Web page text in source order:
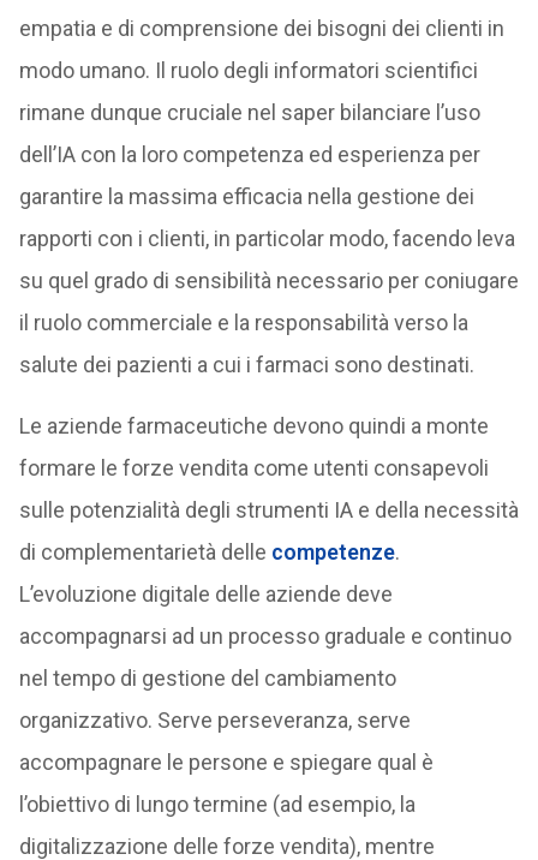
empatia e di comprensione dei bisogni dei clienti in
modo umano. Il ruolo degli informatori scientifici
rimane dunque cruciale nel saper bilanciare l’uso
dell’IA con la loro competenza ed esperienza per
garantire la massima efficacia nella gestione dei
rapporti con i clienti, in particolar modo, facendo leva
su quel grado di sensibilità necessario per coniugare
il ruolo commerciale e la responsabilità verso la
salute dei pazienti a cui i farmaci sono destinati.
Le aziende farmaceutiche devono quindi a monte
formare le forze vendita come utenti consapevoli
sulle potenzialità degli strumenti IA e della necessità
di complementarietà delle competenze.
L’evoluzione digitale delle aziende deve
accompagnarsi ad un processo graduale e continuo
nel tempo di gestione del cambiamento
organizzativo. Serve perseveranza, serve
accompagnare le persone e spiegare qual è
l’obiettivo di lungo termine (ad esempio, la
digitalizzazione delle forze vendita), mentre